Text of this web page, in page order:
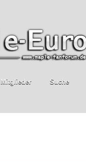
Mitglieder Suche